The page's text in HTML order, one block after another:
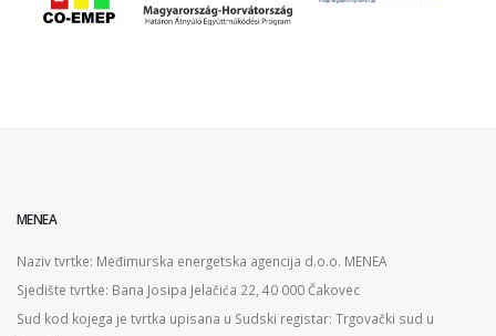
MENEA
Naziv tvrtke: Međimurska energetska agencija d.o.o. MENEA
Sjedište tvrtke: Bana Josipa Jelačića 22, 40 000 Čakovec
Sud kod kojega je tvrtka upisana u Sudski registar: Trgovački sud u